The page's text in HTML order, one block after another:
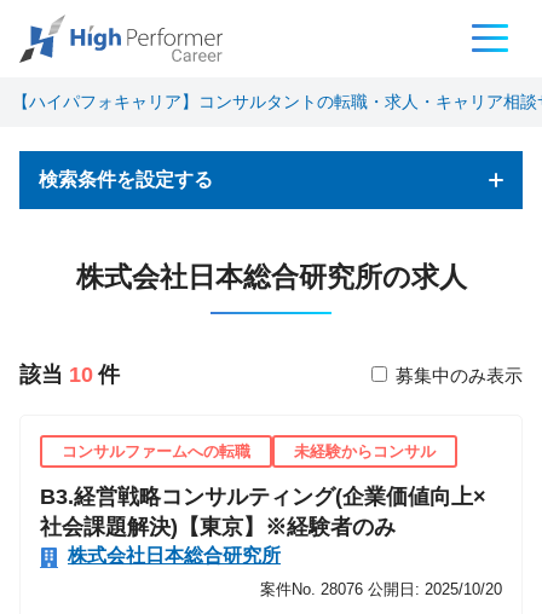
【ハイパフォキャリア】コンサルタントの転職・求人・キャリア相談
株式会社日本総合研究所の求人
該当 10 件 募集中のみ表示
コンサルファームへの転職 未経験からコンサル
B3.経営戦略コンサルティング(企業価値向上×
社会課題解決)【東京】※経験者のみ
株式会社日本総合研究所
案件No. 28076 公開日: 2025/10/20
検索条件を設定する
職種
コンサルタント
運用/資金管理->アナリスト/エコノミスト/ストラテジ
スト
運用/資金管理->バック/ミドル